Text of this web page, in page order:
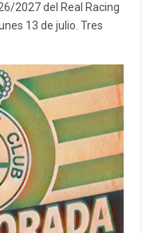
2027 del Real Racing
13 de julio. Tres